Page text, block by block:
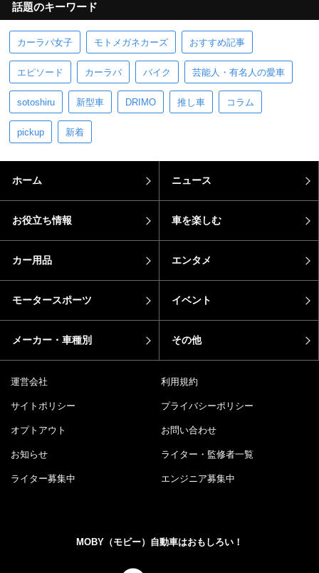
話題のキーワード
カーラバ女子 モトメガネカーズ おすすめ記事
エピソード カーラバ バイク 芸能人・有名人の愛車
sotoshiru 新型車 DRIMO 推し車 コラム
pickup 新着
ホーム ニュース
お役立ち情報 車を楽しむ
カー用品 エンタメ
モータースポーツ イベント
メーカー・車種別 その他
運営会社 利用規約
サイトポリシー プライバシーポリシー
オプトアウト お問い合わせ
お知らせ ライター・監修者一覧
ライター募集中 エンジニア募集中
MOBY（モビー）自動車はおもしろい！